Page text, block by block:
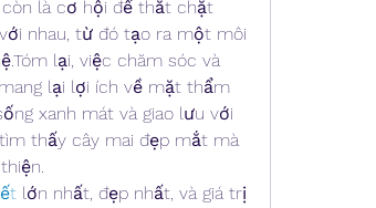
là cơ hội để thắt chặt
nhau, từ đó tạo ra một môi
lại, việc chăm sóc và
lại lợi ích về mặt thẩm
xanh mát và giao lưu với
thấy cây mai đẹp mắt mà
lớn nhất, đẹp nhất, và giá trị